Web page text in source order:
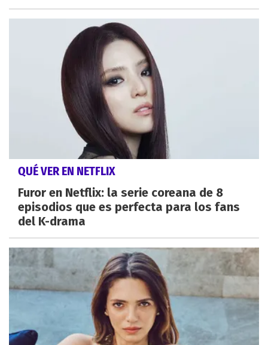
QUÉ VER EN NETFLIX
Furor en Netflix: la serie coreana de 8
episodios que es perfecta para los fans
del K-drama